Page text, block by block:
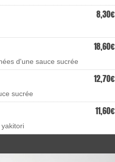
8,30€
18,60€
d'une sauce sucrée
12,70€
sucrée
11,60€